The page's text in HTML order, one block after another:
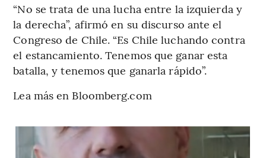
“No se trata de una lucha entre la izquierda y
la derecha”, afirmó en su discurso ante el
Congreso de Chile. “Es Chile luchando contra
el estancamiento. Tenemos que ganar esta
batalla, y tenemos que ganarla rápido”.
Lea más en Bloomberg.com